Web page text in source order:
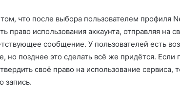
что после выбора пользователем профиля
право использования аккаунта, отправляя на
сообщение. У пользователей есть
но позднее это сделать всё же придётся. Если
своё право на использование сервиса,
запись.